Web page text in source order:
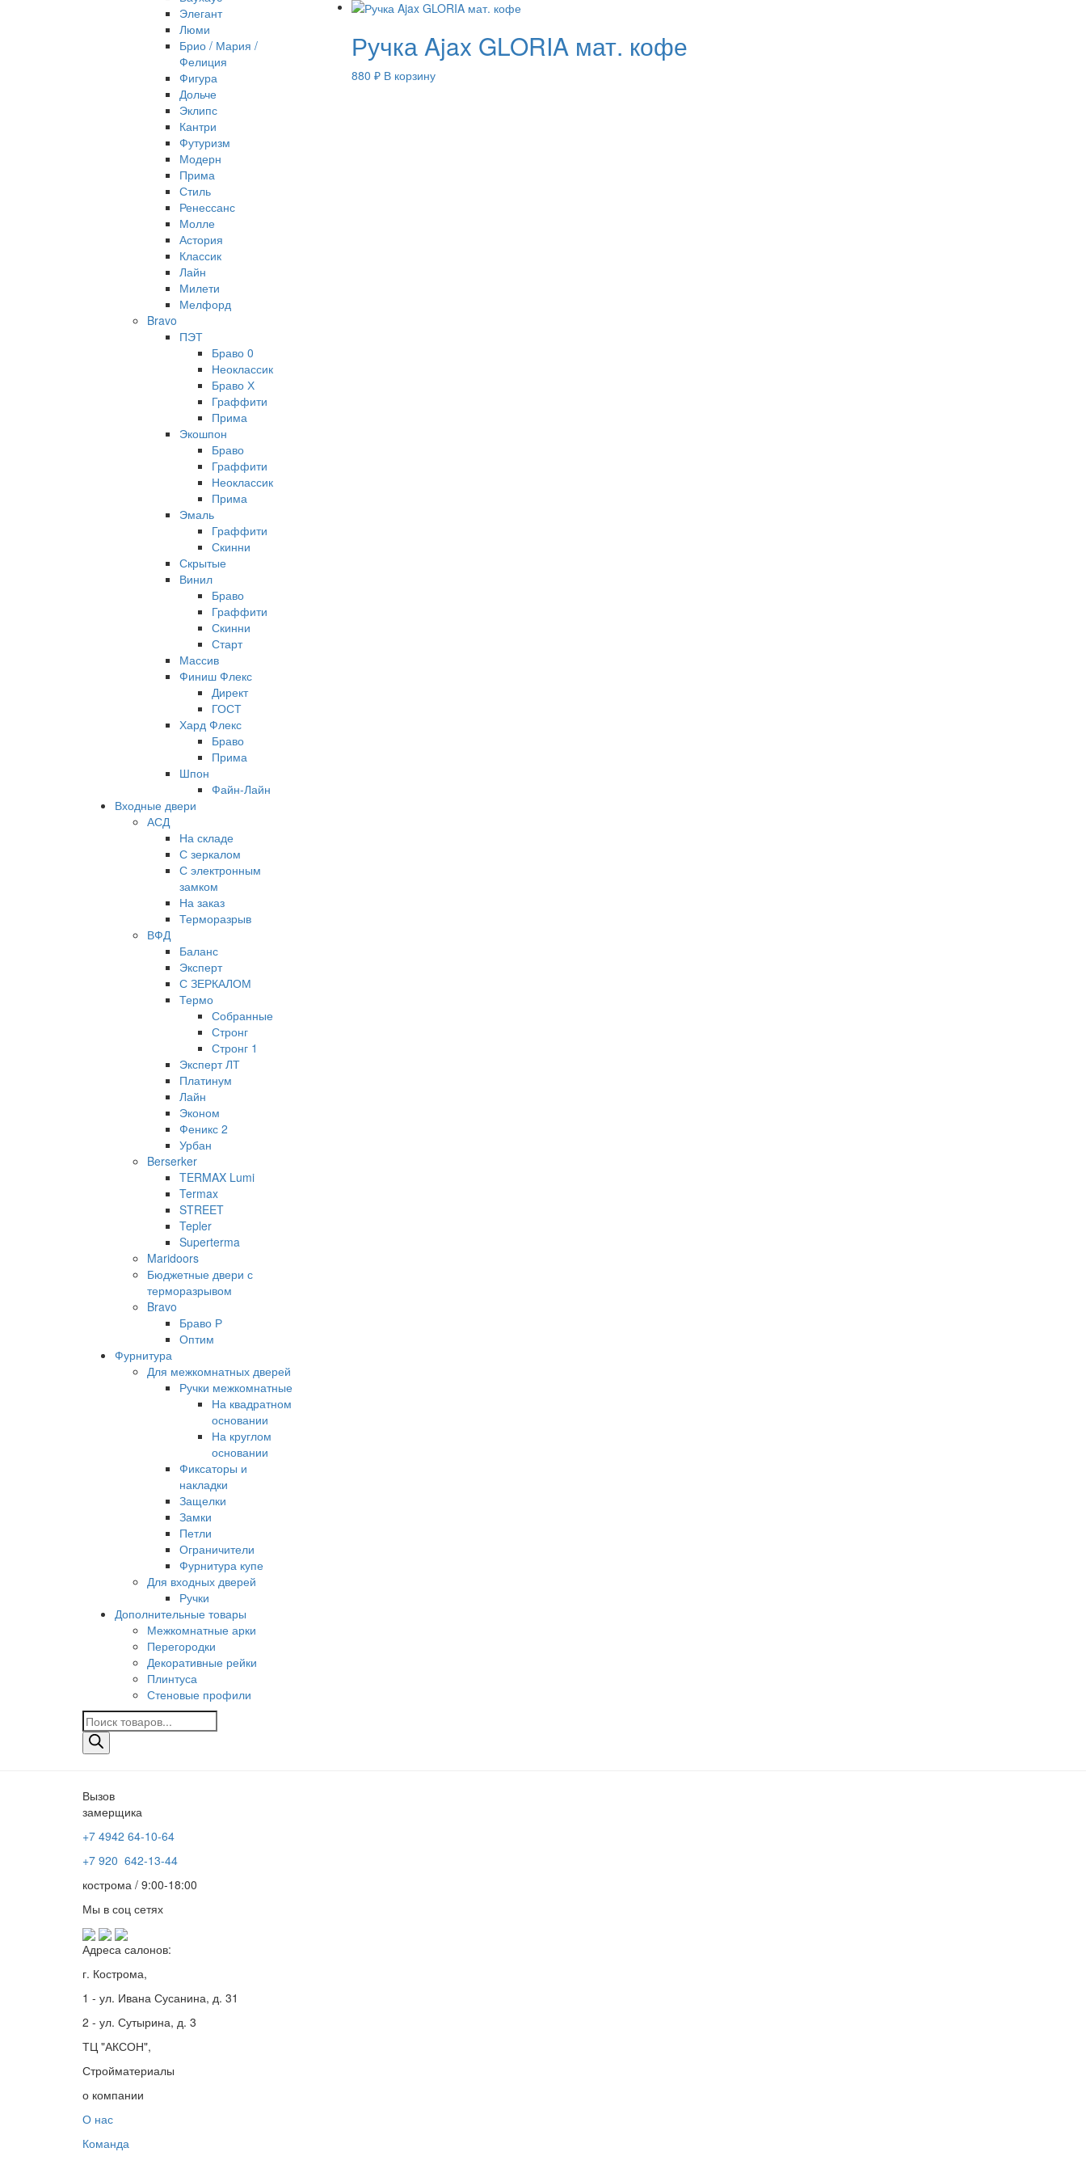
Элегант
Люми
Брио / Мария /
Фелиция
Фигура
Дольче
Эклипс
Кантри
Футуризм
Модерн
Прима
Стиль
Ренессанс
Молле
Астория
Классик
Лайн
Милети
Мелфорд
Bravo
ПЭТ
Браво 0
Неоклассик
Браво Х
Граффити
Прима
Экошпон
Браво
Граффити
Неоклассик
Прима
Эмаль
Граффити
Скинни
Скрытые
Винил
Браво
Граффити
Скинни
Старт
Массив
Финиш Флекс
Директ
ГОСТ
Хард Флекс
Браво
Прима
Шпон
Файн-Лайн
Входные двери
АСД
На складе
С зеркалом
С электронным
замком
На заказ
Терморазрыв
ВФД
Баланс
Эксперт
С ЗЕРКАЛОМ
Термо
Собранные
Стронг
Стронг 1
Эксперт ЛТ
Платинум
Лайн
Эконом
Феникс 2
Урбан
Berserker
TERMAX Lumi
Termax
STREET
Tepler
Superterma
Maridoors
Бюджетные двери с
терморазрывом
Bravo
Браво Р
Оптим
Фурнитура
Для межкомнатных дверей
Ручки межкомнатные
На квадратном
основании
На круглом
основании
Фиксаторы и
накладки
Защелки
Замки
Петли
Ограничители
Фурнитура купе
Для входных дверей
Ручки
Дополнительные товары
Межкомнатные арки
Перегородки
Декоративные рейки
Плинтуса
Стеновые профили
Поиск
товаров
Ручка Ajax GLORIA мат. кофе
880 ₽ В корзину
Вызов
замерщика
+7 4942 64-10-64
+7 920 642-13-44
кострома / 9:00-18:00
Мы в соц сетях
Адреса салонов:
г. Кострома,
1 - ул. Ивана Сусанина, д. 31
2 - ул. Сутырина, д. 3
ТЦ "АКСОН",
Стройматериалы
о компании
О нас
Команда